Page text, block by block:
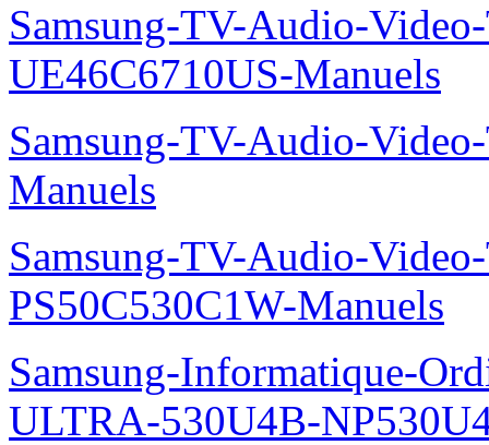
Samsung-TV-Audio-
UE46C6710US-Manuels
Samsung-TV-Audio-
Manuels
Samsung-TV-Audio-
PS50C530C1W-Manuels
Samsung-Informatique-
ULTRA-530U4B-